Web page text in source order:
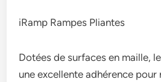
iRamp Rampes Pliantes
Dotées de surfaces en maille,
une excellente adhérence pour